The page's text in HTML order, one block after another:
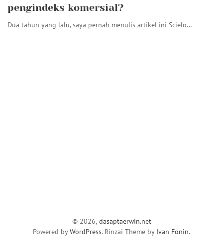
pengindeks komersial?
Dua tahun yang lalu, saya pernah menulis artikel ini Scielo…
© 2026, dasaptaerwin.net
Powered byWordPress. Rinzai Theme by Ivan Fonin.